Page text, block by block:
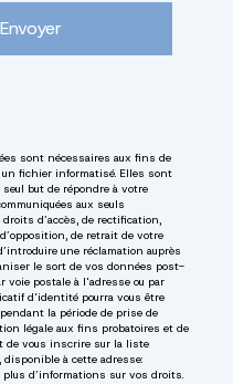
Envoyer
sont nécessaires aux fins de
fichier informatisé. Elles sont
but de répondre à votre
aux seuls
d’accès, de rectification,
de retrait de votre
une réclamation auprès
le sort de vos données post-
voie postale à l'adresse ou par
d'identité pourra vous être
la période de prise de
légale aux fins probatoires et de
de vous inscrire sur la liste
à cette adresse:
d’informations sur vos droits.